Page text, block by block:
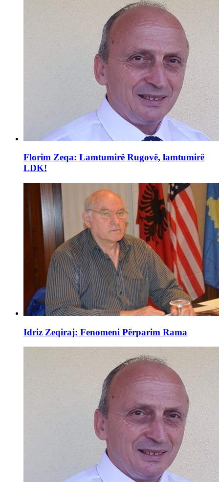
Florim Zeqa: Lamtumirë Rugovë, lamtumirë
LDK!
Idriz Zeqiraj: Fenomeni Përparim Rama